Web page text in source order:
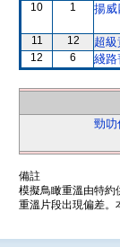
10 1 揚威
11 12 超
12 6 綫路
勁叻
備註
模擬鳥瞰重溫由特約
重溫片段出現偏差。